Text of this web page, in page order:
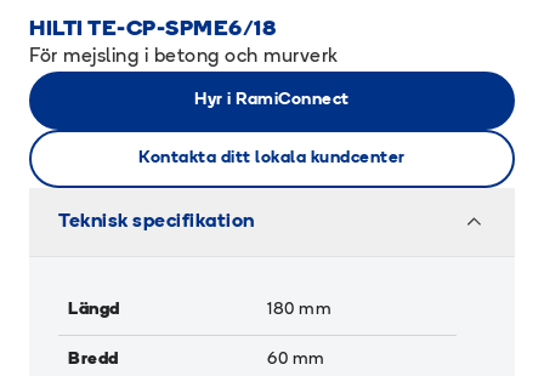
HILTI TE-CP-SPME6/18
För mejsling i betong och murverk
Hyr i RamiConnect
Kontakta ditt lokala kundcenter
Teknisk specifikation
Längd 180 mm
Bredd 60 mm